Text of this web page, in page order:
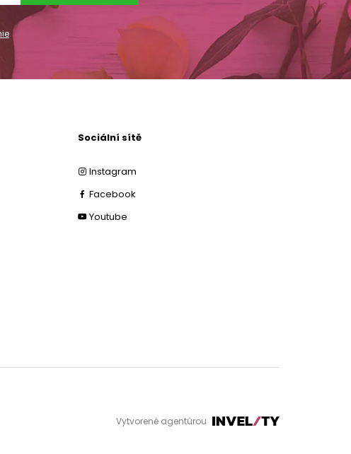
Sociální sítě
Instagram
Facebook
Youtube
Vytvorené agentúrou